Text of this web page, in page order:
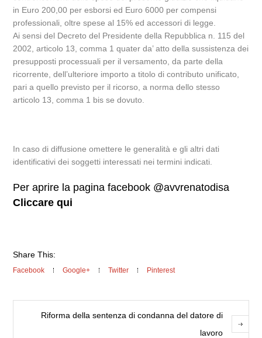
in Euro 200,00 per esborsi ed Euro 6000 per compensi
professionali, oltre spese al 15% ed accessori di legge.
Ai sensi del Decreto del Presidente della Repubblica n. 115 del
2002, articolo 13, comma 1 quater da’ atto della sussistenza dei
presupposti processuali per il versamento, da parte della
ricorrente, dell’ulteriore importo a titolo di contributo unificato,
pari a quello previsto per il ricorso, a norma dello stesso
articolo 13, comma 1 bis se dovuto.
In caso di diffusione omettere le generalità e gli altri dati
identificativi dei soggetti interessati nei termini indicati.
Per aprire la pagina facebook @avvrenatodisa
Cliccare qui
Share This:
Facebook Google+ Twitter Pinterest
Riforma della sentenza di condanna del datore di
lavoro